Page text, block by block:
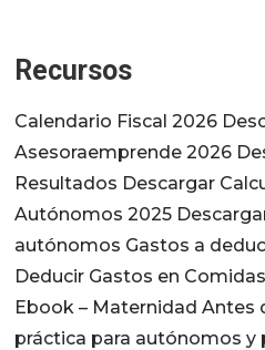
Recursos
Calendario Fiscal 2026
Asesoraemprende 2026
Resultados Descargar
Autónomos 2025
autónomos Gastos a
Deducir Gastos en
Ebook – Maternidad Antes
práctica para autónomos y